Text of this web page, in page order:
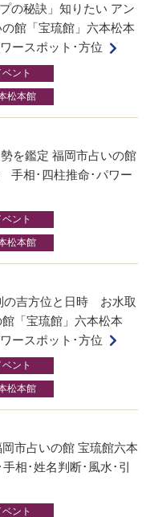
の秘訣」知りたい アン
館「宝琉館」六本松本
ースポット･方位
ベント
松本館
を鑑定 福岡市占いの館
手相･四柱推命･パワー
ベント
松本館
の吉方位と日時 お水取
「宝琉館」六本松本
ースポット･方位
ベント
松本館
市占いの館 宝琉館六本
相･姓名判断･風水･引
ベント